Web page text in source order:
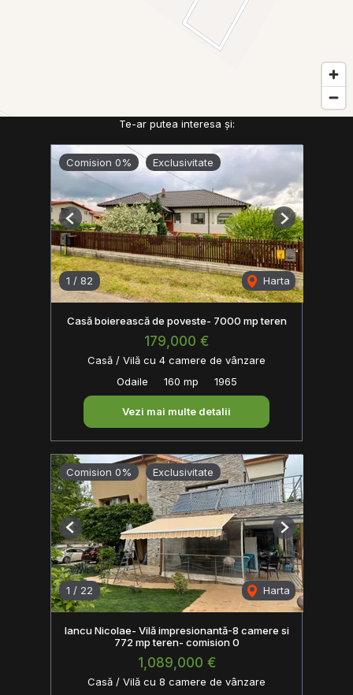
Te-ar putea interesa și:
Comision 0% Exclusivitate
1 / 82 Harta
Previous Next
Casă boierească de poveste- 7000 mp teren
179,000 €
Casă / Vilă cu 4 camere de vânzare
Odaile
160 mp 1965
Vezi mai multe detalii
Comision 0% Exclusivitate
1 / 22 Harta
Previous Next
Iancu Nicolae- Vilă impresionantă-8 camere si
772 mp teren- comision 0
1,089,000 €
Casă / Vilă cu 8 camere de vânzare